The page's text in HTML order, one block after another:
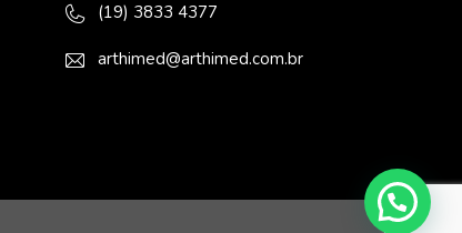
(19) 3833 4377
arthimed@arthimed.com.br